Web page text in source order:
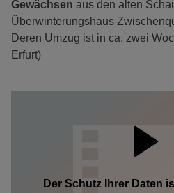
Gewächsen aus den alten
Überwinterungshaus
Deren Umzug ist in ca. zwei
Erfurt)
Der Schutz Ihrer Daten